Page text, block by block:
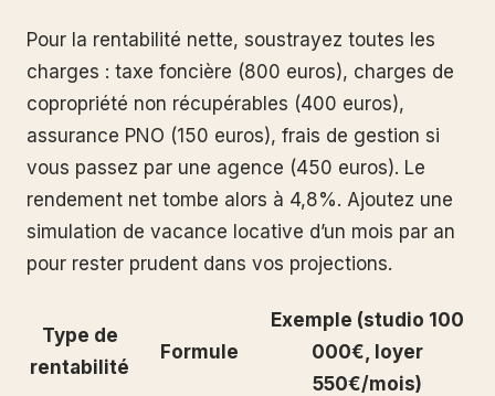
Pour la rentabilité nette, soustrayez toutes les
charges : taxe foncière (800 euros), charges de
copropriété non récupérables (400 euros),
assurance PNO (150 euros), frais de gestion si
vous passez par une agence (450 euros). Le
rendement net tombe alors à 4,8%. Ajoutez une
simulation de vacance locative d’un mois par an
pour rester prudent dans vos projections.
Type de
rentabilité
Formule
Exemple (studio 100
000€, loyer
550€/mois)